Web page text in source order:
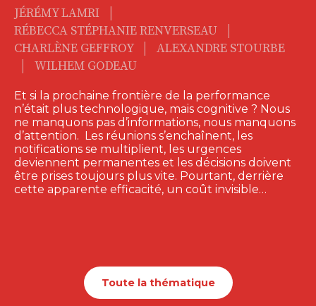
JÉRÉMY LAMRI |
RÉBECCA STÉPHANIE RENVERSEAU |
CHARLÈNE GEFFROY | ALEXANDRE STOURBE
| WILHEM GODEAU
Et si la prochaine frontière de la performance
n’était plus technologique, mais cognitive ? Nous
ne manquons pas d’informations, nous manquons
d’attention. Les réunions s’enchaînent, les
notifications se multiplient, les urgences
deviennent permanentes et les décisions doivent
être prises toujours plus vite. Pourtant, derrière
cette apparente efficacité, un coût invisible…
Toute la thématique